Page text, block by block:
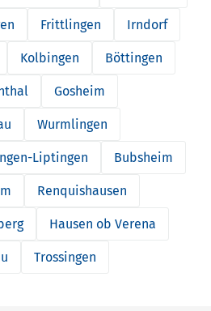
Frittlingen Irndorf
Kolbingen Böttingen
Gosheim
Wurmlingen
Liptingen Bubsheim
Renquishausen
Hausen ob Verena
Trossingen